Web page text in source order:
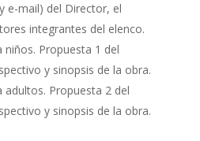
e-mail) del Director, el
integrantes del elenco.
Propuesta 1 del
y sinopsis de la obra.
Propuesta 2 del
y sinopsis de la obra.